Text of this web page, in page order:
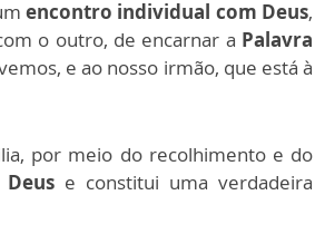
encontro individual com Deus,
o outro, de encarnar a Palavra
e ao nosso irmão, que está à
por meio do recolhimento e do
e constitui uma verdadeira